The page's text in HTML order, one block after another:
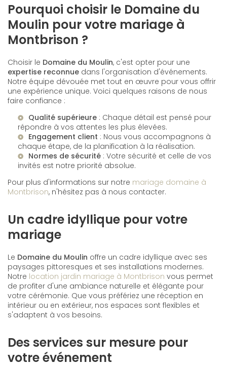
Pourquoi choisir le Domaine du
Moulin pour votre mariage à
Montbrison ?
Choisir le Domaine du Moulin, c'est opter pour une
expertise reconnue dans l'organisation d'événements.
Notre équipe dévouée met tout en œuvre pour vous offrir
une expérience unique. Voici quelques raisons de nous
faire confiance :
Qualité supérieure : Chaque détail est pensé pour
répondre à vos attentes les plus élevées.
Engagement client : Nous vous accompagnons à
chaque étape, de la planification à la réalisation.
Normes de sécurité : Votre sécurité et celle de vos
invités est notre priorité absolue.
Pour plus d'informations sur notre mariage domaine à
Montbrison, n'hésitez pas à nous contacter.
Un cadre idyllique pour votre
mariage
Le Domaine du Moulin offre un cadre idyllique avec ses
paysages pittoresques et ses installations modernes.
Notre location jardin mariage à Montbrison vous permet
de profiter d'une ambiance naturelle et élégante pour
votre cérémonie. Que vous préfériez une réception en
intérieur ou en extérieur, nos espaces sont flexibles et
s'adaptent à vos besoins.
Des services sur mesure pour
votre événement